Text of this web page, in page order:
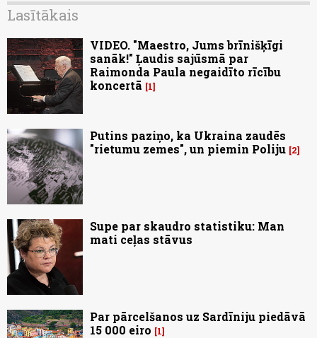
Lasītākais
VIDEO. "Maestro, Jums brīnišķīgi
sanāk!" Ļaudis sajūsmā par
Raimonda Paula negaidīto rīcību
koncertā
1
Putins paziņo, ka Ukraina zaudēs
"rietumu zemes", un piemin Poliju 2
Supe par skaudro statistiku: Man
mati ceļas stāvus
Par pārcelšanos uz Sardīniju piedāvā
15 000 eiro
1